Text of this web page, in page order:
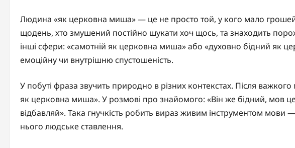
Людина «як церковна миша» — це не просто той, у кого мало
щодень, хто змушений постійно шукати хоч щось, та знаходить
інші сфери: «самотній як церковна миша» або «духовно бідний як
емоційну чи внутрішню спустошеність.
У побуті фраза звучить природно в різних контекстах. Після
як церковна миша». У розмові про знайомого: «Він же бідний, мов
відбавляй». Така гнучкість робить вираз живим інструментом мови
нього людське ставлення.